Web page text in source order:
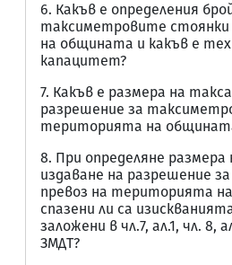
6. Какъв е определения
таксиметровите
на общината и какъв е
капацитет?
7. Какъв е размера на
разрешение за
територията на
8. При определяне
издаване на разрешение
превоз на територията
спазени ли са
заложени в чл.7, ал.1, чл. 8,
ЗМДТ?